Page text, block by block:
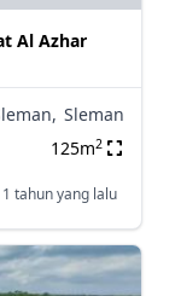
Al Azhar
Sleman
125m2
1 tahun yang lalu